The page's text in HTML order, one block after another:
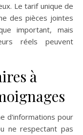
Le tarif unique de
des pièces jointes
important, mais
réels peuvent
à
d'informations pour
ne respectant pas